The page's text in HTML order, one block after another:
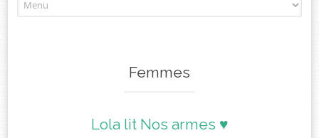
to
Femmes
Lola lit Nos armes ♥